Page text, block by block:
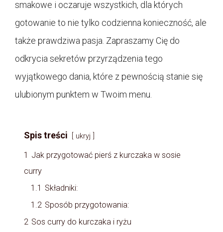
smakowe i oczaruje wszystkich, dla których
gotowanie to nie tylko codzienna konieczność, ale
także prawdziwa pasja. Zapraszamy Cię do
odkrycia sekretów przyrządzenia tego
wyjątkowego dania, które z pewnością stanie się
ulubionym punktem w Twoim menu.
Spis treści ukryj
1 Jak przygotować pierś z kurczaka w sosie
curry
1.1 Składniki:
1.2 Sposób przygotowania:
2 Sos curry do kurczaka i ryżu